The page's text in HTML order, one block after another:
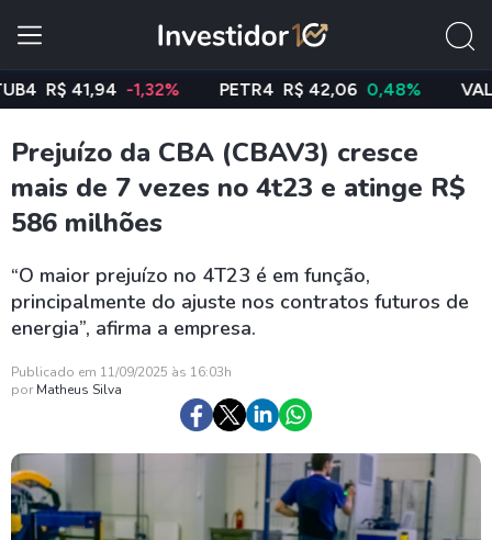
R$ 41,94 -1,32% PETR4 R$ 42,06 0,48% VALE3
Prejuízo da CBA (CBAV3) cresce
mais de 7 vezes no 4t23 e atinge R$
586 milhões
“O maior prejuízo no 4T23 é em função,
principalmente do ajuste nos contratos futuros de
energia”, afirma a empresa.
Publicado em 11/09/2025 às 16:03h
por Matheus Silva